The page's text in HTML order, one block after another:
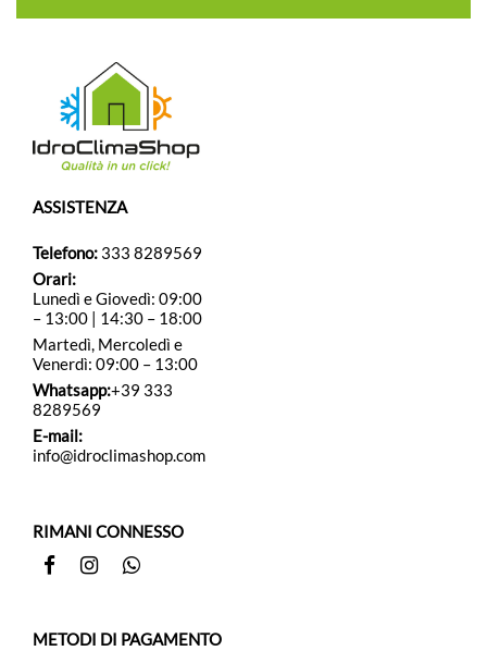
METODI DI PAGAMENTO
ASSISTENZA
Telefono: 333 8289569
Orari:
Lunedì e Giovedì: 09:00
– 13:00 | 14:30 – 18:00
Martedì, Mercoledì e
Venerdì: 09:00 – 13:00
Whatsapp:+39 333
8289569
E-mail:
info@idroclimashop.com
RIMANI CONNESSO
FacebookInstagramWhatsapp